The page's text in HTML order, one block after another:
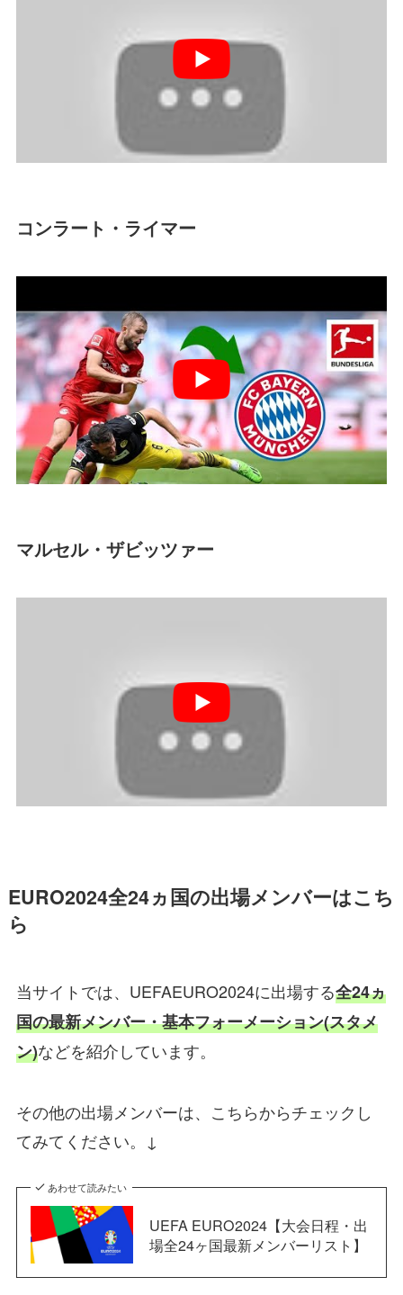
コンラート・ライマー
マルセル・ザビッツァー
EURO2024全24ヵ国の出場メンバーはこち
ら
当サイトでは、UEFAEURO2024に出場する全24ヵ
国の最新メンバー・基本フォーメーション(スタメ
ン)などを紹介しています。
その他の出場メンバーは、こちらからチェックし
てみてください。↓
あわせて読みたい
UEFA EURO2024【大会日程・出
場全24ヶ国最新メンバーリスト】